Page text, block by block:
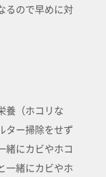
るので早めに対
養（ホコリな
ター掃除をせず
緒にカビやホコ
一緒にカビやホ